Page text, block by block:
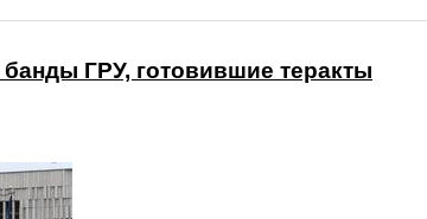
ГРУ, готовившие теракты